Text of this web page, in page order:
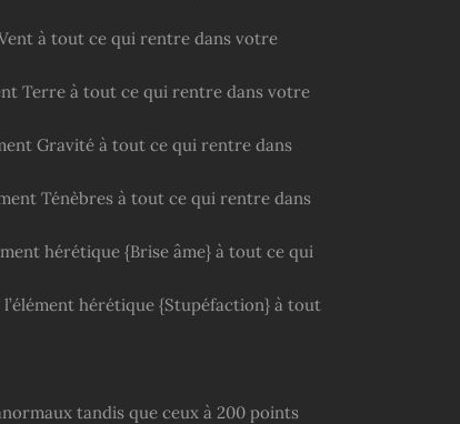
à tout ce qui rentre dans votre
Terre à tout ce qui rentre dans votre
Gravité à tout ce qui rentre dans
Ténèbres à tout ce qui rentre dans
hérétique {Brise âme} à tout ce qui
hérétique {Stupéfaction} à tout
tandis que ceux à 200 points